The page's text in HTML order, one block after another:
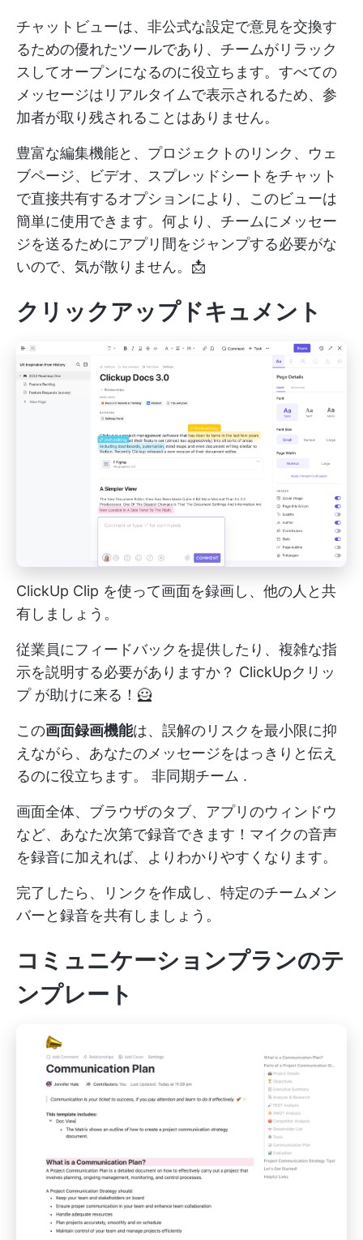
チャットビューは、非公式な設定で意見を交換す
るための優れたツールであり、チームがリラック
スしてオープンになるのに役立ちます。すべての
メッセージはリアルタイムで表示されるため、参
加者が取り残されることはありません。
豊富な編集機能と、プロジェクトのリンク、ウェ
ブページ、ビデオ、スプレッドシートをチャット
で直接共有するオプションにより、このビューは
簡単に使用できます。何より、チームにメッセー
ジを送るためにアプリ間をジャンプする必要がな
いので、気が散りません。📩
クリックアップドキュメント
ClickUp Clip を使って画面を録画し、他の人と共
有しましょう。
従業員にフィードバックを提供したり、複雑な指
示を説明する必要がありますか？ ClickUpクリッ
プが助けに来る！🦸
この画面録画機能は、誤解のリスクを最小限に抑
えながら、あなたのメッセージをはっきりと伝え
るのに役立ちます。 非同期チーム .
画面全体、ブラウザのタブ、アプリのウィンドウ
など、あなた次第で録音できます！マイクの音声
を録音に加えれば、よりわかりやすくなります。
完了したら、リンクを作成し、特定のチームメン
バーと録音を共有しましょう。
コミュニケーションプランのテ
ンプレート